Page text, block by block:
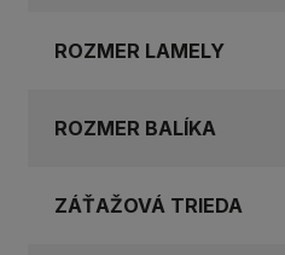
ROZMER LAMELY
ROZMER BALÍKA
ZÁŤAŽOVÁ TRIEDA